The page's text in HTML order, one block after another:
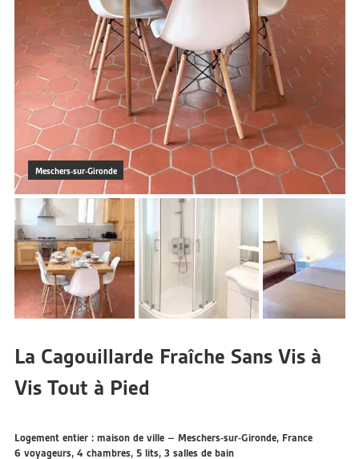
Meschers-sur-Gironde
La Cagouillarde Fraîche Sans Vis à
Vis Tout à Pied
Logement entier : maison de ville – Meschers-sur-Gironde, France
6 voyageurs, 4 chambres, 5 lits, 3 salles de bain